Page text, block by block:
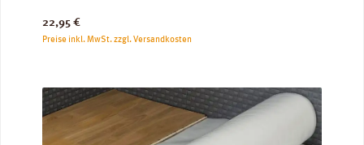
Regulärer Preis:
22,95 €
Preise inkl. MwSt. zzgl. Versandkosten